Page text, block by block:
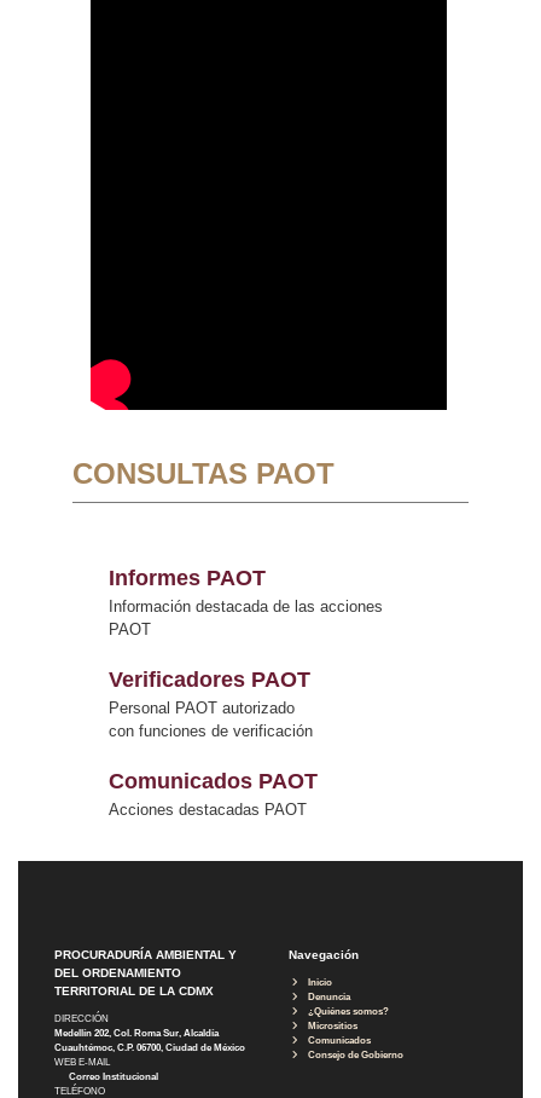
CONSULTAS PAOT
Informes PAOT
Información destacada de las acciones
PAOT
Verificadores PAOT
Personal PAOT autorizado
con funciones de verificación
Comunicados PAOT
Acciones destacadas PAOT
PROCURADURÍA AMBIENTAL Y
DEL ORDENAMIENTO
TERRITORIAL DE LA CDMX
DIRECCIÓN
Medellín 202, Col. Roma Sur, Alcaldía
Cuauhtémoc, C.P. 06700, Ciudad de México
WEB E-MAIL
Correo Institucional
TELÉFONO
Navegación
Inicio
Denuncia
¿Quiénes somos?
Micrositios
Comunicados
Consejo de Gobierno